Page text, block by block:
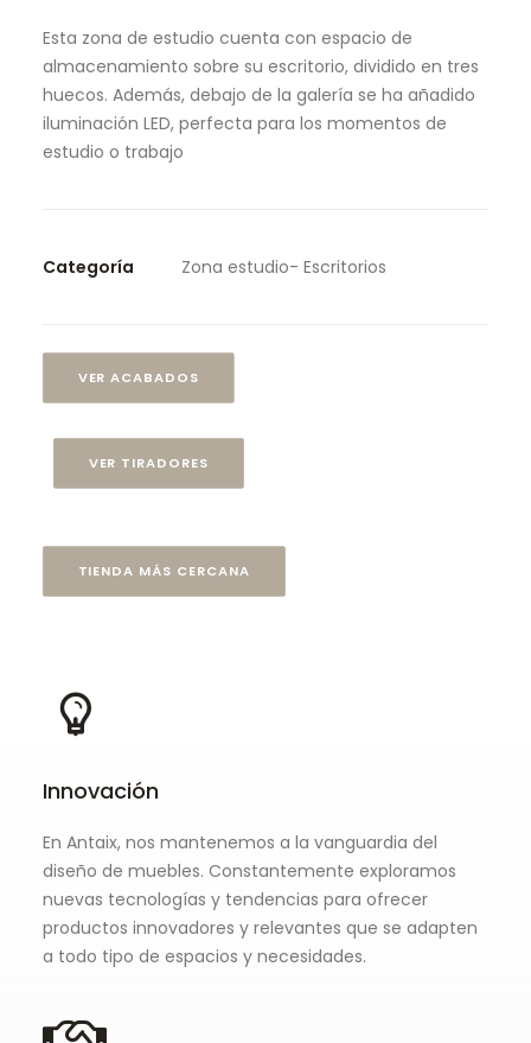
Esta zona de estudio cuenta con espacio de
almacenamiento sobre su escritorio, dividido en tres
huecos. Además, debajo de la galería se ha añadido
iluminación LED, perfecta para los momentos de
estudio o trabajo
Categoría Zona estudio- Escritorios
VER ACABADOS
VER TIRADORES
TIENDA MÁS CERCANA
Innovación
En Antaix, nos mantenemos a la vanguardia del
diseño de muebles. Constantemente exploramos
nuevas tecnologías y tendencias para ofrecer
productos innovadores y relevantes que se adapten
a todo tipo de espacios y necesidades.